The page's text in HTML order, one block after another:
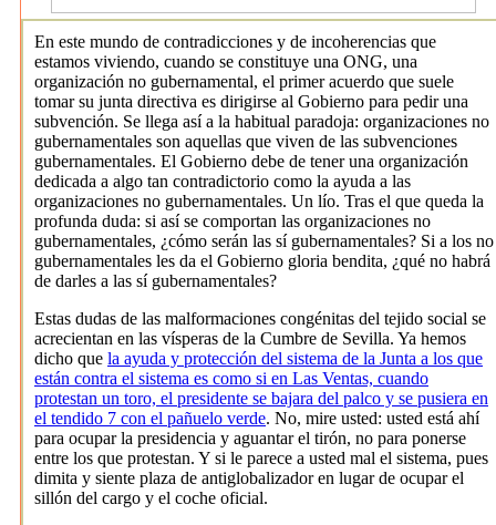
En este mundo de contradicciones y de incoherencias que
estamos viviendo, cuando se constituye una ONG, una
organización no gubernamental, el primer acuerdo que suele
tomar su junta directiva es dirigirse al Gobierno para pedir una
subvención. Se llega así a la habitual paradoja: organizaciones no
gubernamentales son aquellas que viven de las subvenciones
gubernamentales. El Gobierno debe de tener una organización
dedicada a algo tan contradictorio como la ayuda a las
organizaciones no gubernamentales. Un lío. Tras el que queda la
profunda duda: si así se comportan las organizaciones no
gubernamentales, ¿cómo serán las sí gubernamentales? Si a los no
gubernamentales les da el Gobierno gloria bendita, ¿qué no habrá
de darles a las sí gubernamentales?
Estas dudas de las malformaciones congénitas del tejido social se
acrecientan en las vísperas de la Cumbre de Sevilla. Ya hemos
dicho que la ayuda y protección del sistema de la Junta a los que
están contra el sistema es como si en Las Ventas, cuando
protestan un toro, el presidente se bajara del palco y se pusiera en
el tendido 7 con el pañuelo verde. No, mire usted: usted está ahí
para ocupar la presidencia y aguantar el tirón, no para ponerse
entre los que protestan. Y si le parece a usted mal el sistema, pues
dimita y siente plaza de antiglobalizador en lugar de ocupar el
sillón del cargo y el coche oficial.